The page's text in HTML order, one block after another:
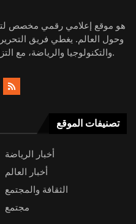
وحول العالم. يغطي فريق التحرير
والتكنولوجيا والرياضة، مع التزام دائم بالدقة وموثوقية المعلومات.
تصنيفات الموقع
أخبار الرياضة
أخبار العالم
الثقافة والمجتمع
مجتمع